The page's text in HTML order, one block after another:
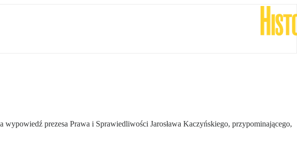
prezesa Prawa i Sprawiedliwości Jarosława Kaczyńskiego, przypominającego,